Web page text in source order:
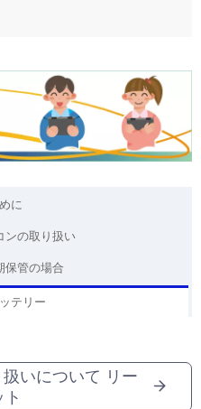
に
ンの取り扱い
保管の場合
テリー
いについて リー
ト